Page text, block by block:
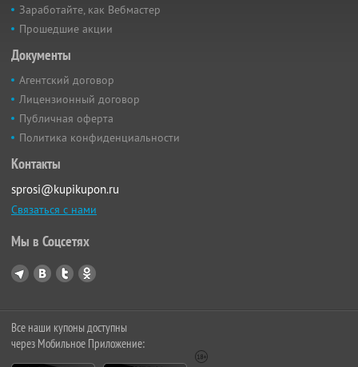
Заработайте, как Вебмастер
Прошедшие акции
Документы
Агентский договор
Лицензионный договор
Публичная оферта
Политика конфиденциальности
Контакты
sprosi@kupikupon.ru
Связаться с нами
Мы в Соцсетях
Все наши купоны доступны
через Мобильное Приложение: